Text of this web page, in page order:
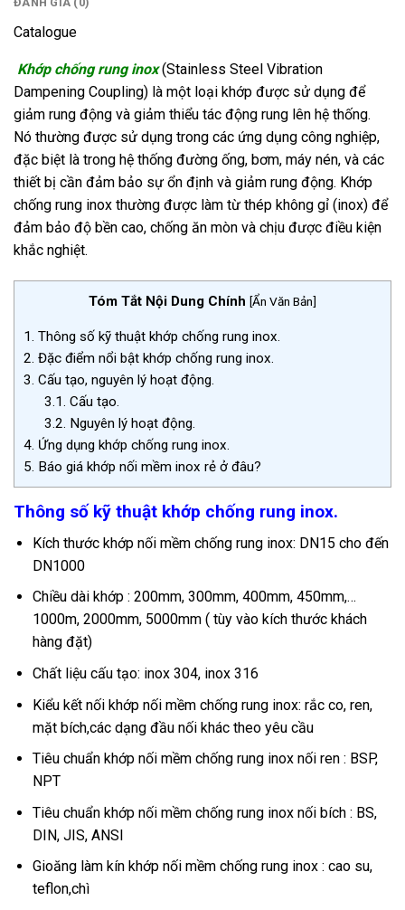
Catalogue
Khớp chống rung inox(Stainless Steel Vibration
Dampening Coupling) là một loại khớp được sử dụng để
giảm rung động và giảm thiểu tác động rung lên hệ thống.
Nó thường được sử dụng trong các ứng dụng công nghiệp,
đặc biệt là trong hệ thống đường ống, bơm, máy nén, và các
thiết bị cần đảm bảo sự ổn định và giảm rung động. Khớp
chống rung inox thường được làm từ thép không gỉ (inox) để
đảm bảo độ bền cao, chống ăn mòn và chịu được điều kiện
khắc nghiệt.
Tóm Tắt Nội Dung Chính [Ẩn Văn Bản]
1. Thông số kỹ thuật khớp chống rung inox.
2. Đặc điểm nổi bật khớp chống rung inox.
3. Cấu tạo, nguyên lý hoạt động.
3.1. Cấu tạo.
3.2. Nguyên lý hoạt động.
4. Ứng dụng khớp chống rung inox.
5. Báo giá khớp nối mềm inox rẻ ở đâu?
Thông số kỹ thuật khớp chống rung inox.
Kích thước khớp nối mềm chống rung inox: DN15 cho đến
DN1000
Chiều dài khớp : 200mm, 300mm, 400mm, 450mm,…
1000m, 2000mm, 5000mm ( tùy vào kích thước khách
hàng đặt)
Chất liệu cấu tạo: inox 304, inox 316
Kiểu kết nối khớp nối mềm chống rung inox: rắc co, ren,
mặt bích,các dạng đầu nối khác theo yêu cầu
Tiêu chuẩn khớp nối mềm chống rung inox nối ren : BSP,
NPT
Tiêu chuẩn khớp nối mềm chống rung inox nối bích : BS,
DIN, JIS, ANSI
Gioăng làm kín khớp nối mềm chống rung inox : cao su,
teflon,chì